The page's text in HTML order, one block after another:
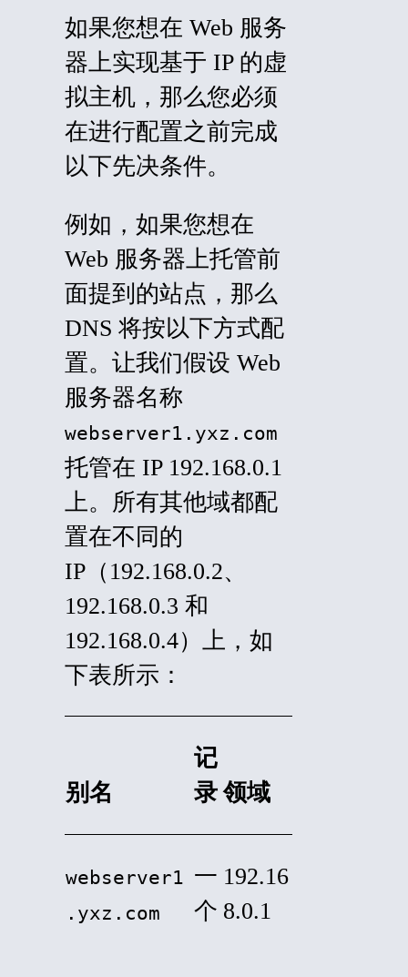
如果您想在 Web 服务
器上实现基于 IP 的虚
拟主机，那么您必须
在进行配置之前完成
以下先决条件。
例如，如果您想在
Web 服务器上托管前
面提到的站点，那么
DNS 将按以下方式配
置。让我们假设 Web
服务器名称
webserver1.yxz.com
托管在 IP 192.168.0.1
上。所有其他域都配
置在不同的
IP（192.168.0.2、
192.168.0.3 和
192.168.0.4）上，如
下表所示：
别名
记
录 领域
webserver1
.yxz.com
一
个
192.16
8.0.1